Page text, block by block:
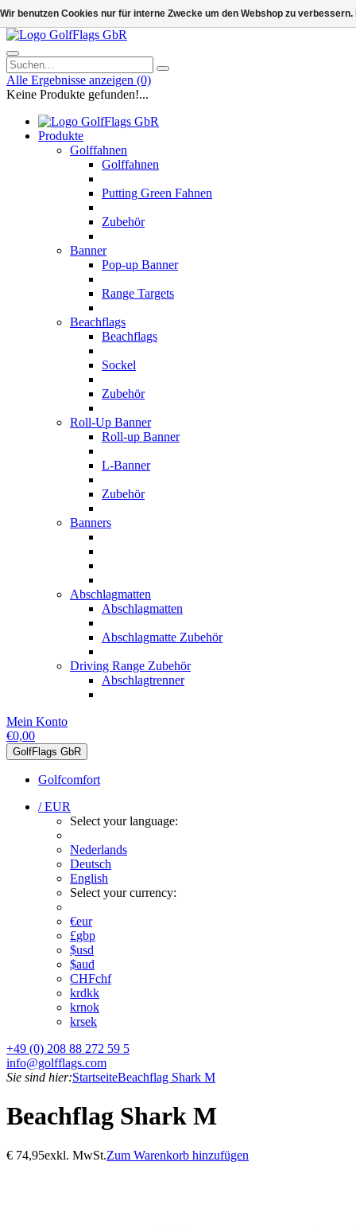
Alle Ergebnisse anzeigen (0)
Keine Produkte gefunden!...
Produkte
Golffahnen
Golffahnen
Putting Green Fahnen
Zubehör
Banner
Pop-up Banner
Range Targets
Beachflags
Beachflags
Sockel
Zubehör
Roll-Up Banner
Roll-up Banner
L-Banner
Zubehör
Banners
Abschlagmatten
Abschlagmatten
Abschlagmatte Zubehör
Driving Range Zubehör
Abschlagtrenner
Mein Konto
€0,00
GolfFlags GbR
Golfcomfort
/ EUR
Select your language:
Nederlands
Deutsch
English
Select your currency:
€eur
£gbp
$usd
$aud
CHFchf
krdkk
krnok
krsek
+49 (0) 208 88 272 59 5
info@golfflags.com
Sie sind hier:StartseiteBeachflag Shark M
Beachflag Shark M
€ 74,95exkl. MwSt.Zum Warenkorb hinzufügen
Wir benutzen Cookies nur für interne Zwecke um den Webshop zu